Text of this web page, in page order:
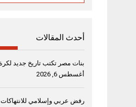
أحدث المقالات
بنات مصر تكتب تاريخ جديد
أغسطس 6, 2026
رفض عربي وإسلامي للانتهاكات